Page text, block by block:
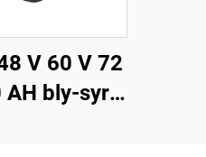
V 60 V 72
AH bly-syre